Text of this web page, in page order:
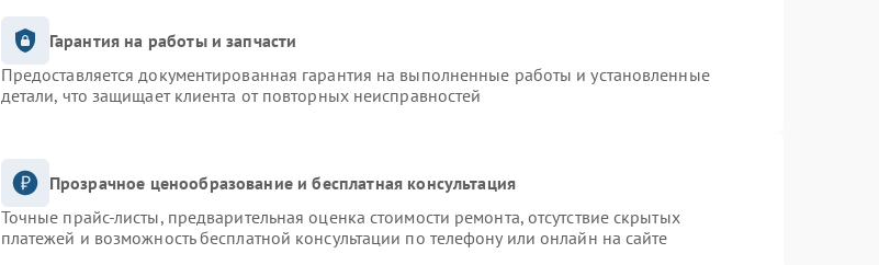
Гарантия на работы и запчасти
Предоставляется документированная гарантия на выполненные работы и установленные
детали, что защищает клиента от повторных неисправностей
Прозрачное ценообразование и бесплатная консультация
Точные прайс-листы, предварительная оценка стоимости ремонта, отсутствие скрытых
платежей и возможность бесплатной консультации по телефону или онлайн на сайте